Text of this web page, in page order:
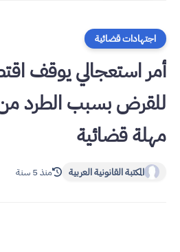
اجتهادات قضائية
أمر استعجالي يوقف
للقرض بسبب الطرد
مهلة قضائية
المكتبة القانونية العربية منذ 5 سنة